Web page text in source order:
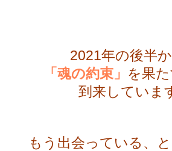
2021年の後半か
「魂の約束」 を果
到来していま
もう出会っている、と